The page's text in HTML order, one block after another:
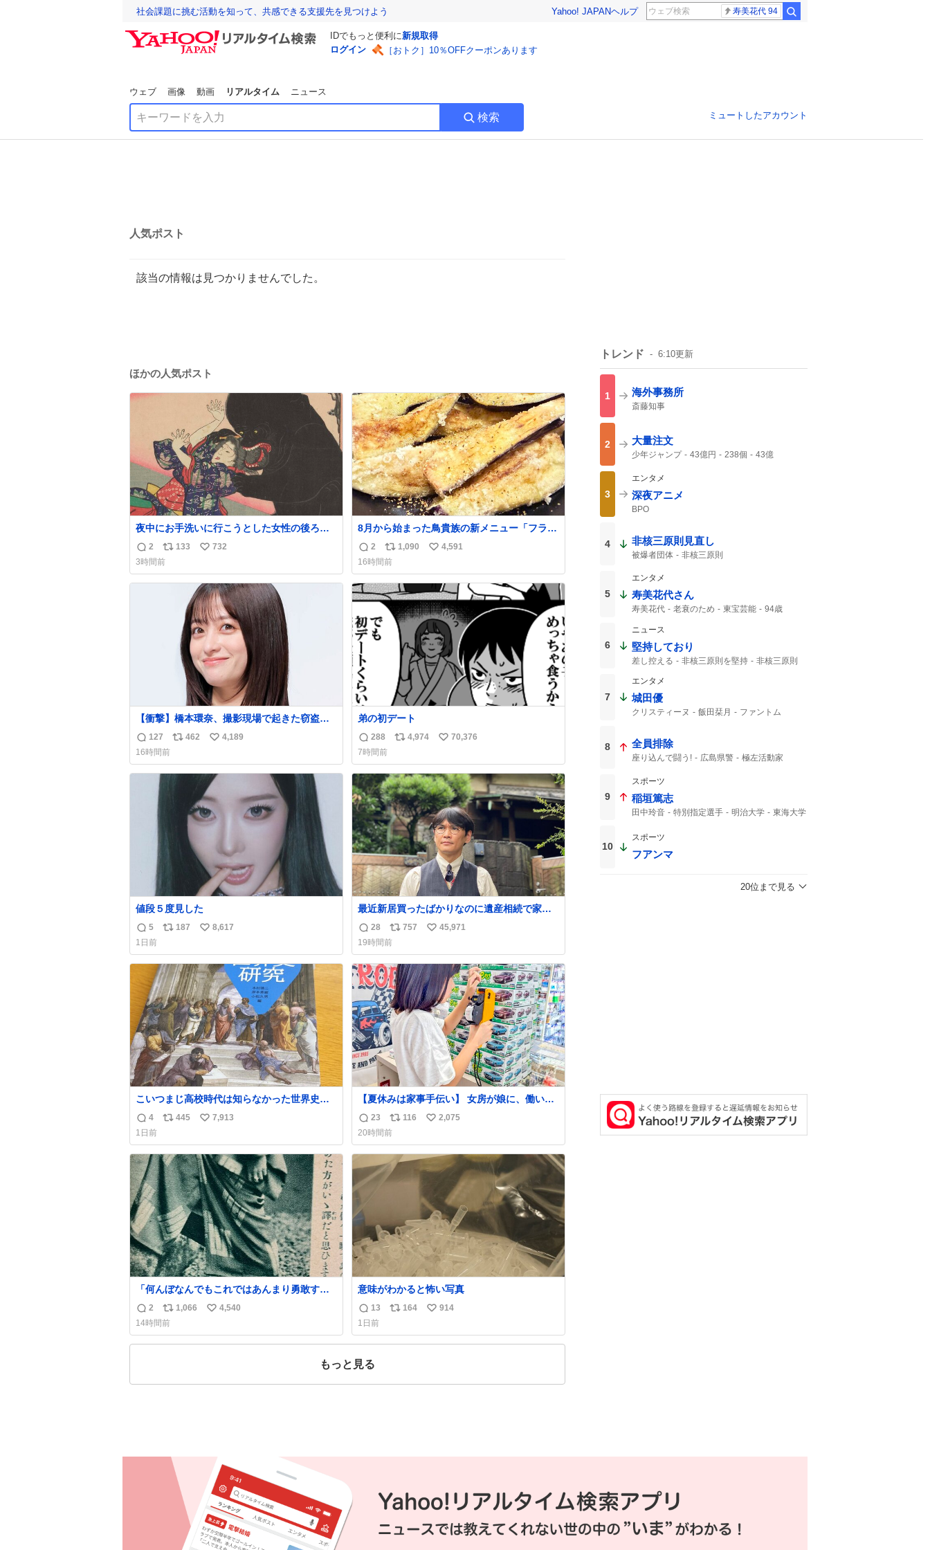
社会課題に挑む活動を知って、共感できる支援先を見つけよう Yahoo! JAPANヘルプ 寿美花代 94
IDでもっと便利に新規取得
ログイン
［おトク］10％OFFクーポンあります
ウェブ 画像 動画 リアルタイム ニュース
検索 ミュートしたアカウント
人気ポスト
該当の情報は見つかりませんでした。
ほかの人気ポスト
夜中にお手洗いに行こうとした女性の後ろに
突如現れ、髪の毛にガブリと嚙みついたの
は、「髪切」という真っ黒なモンスター。顔
をアップでみるとちょっと怖い、正体不明の
キャラクターです。原宿の太田記念美術館で
開催中の「アニマル＆モンスター」展にて
8/23まで展示しています。
返
信
数
2
リ
ポ
ス
133
い
ね
数
732
3時間前
8月から始まった鳥貴族の新メニュー「フライ
返
信
数
2
リ
ポ
ス
ト
数
1,090
い
ね
数
4,591
16時間前
【衝撃】橋本環奈、撮影現場で起きた窃盗事
件を明かす「警察が来てました」
news.livedoor.com/article/detail… 橋本は
「撮影現場で照明さんのケーブルが盗まれ
て…。廃工場とかで撮影してたんですけど。
警察が来てました」と述懐。専門家も「銅の
価値が上がってるんですよね…」と反応し
返
信
数
127
リ
ス
462
い
ね
数
4,189
16時間前
弟の初デート
返
信
数
288
リ
ス
ト
数
4,974
い
ね
数
70,376
7時間前
値段５度見した
返
信
数
5
リ
ス
ト
数
187
い
ね
数
8,617
1日前
最近新居買ったばかりなのに遺産相続で家も
らっちゃった長男
返
信
数
28
リ
ポ
ス
ト
数
757
い
ね
数
45,971
19時間前
こいつまじ高校時代は知らなかった世界史が
溢れすぎてて𝑩𝑰𝑮 𝑳𝑶𝑽𝑬＿＿
返
信
数
4
リ
ス
ト
数
445
い
ね
数
7,913
1日前
【夏休みは家事手伝い】 女房が娘に、働いた
らバイト代もらえば？と言ったら、娘は、い
らない、と言って黙々と働いてくれました。
あとでソフトクリーム買ってやろうと思いま
した。
返
信
数
23
リ
ポ
ス
ト
数
116
い
ね
数
2,075
20時間前
「何んぼなんでもこれではあんまり勇敢すぎ
ます。」 女性の立ち振る舞い指南コーナー
で、大股を「下品」や「はしたない」という
言葉を使わず「勇敢すぎます」と洒落っ気た
っぷりにたしなめる当時の言葉選びよ 勇敢す
返
信
数
2
リ
ポ
ス
1,066
い
ね
4,540
14時間前
意味がわかると怖い写真
返
信
数
13
リ
ス
164
い
ね
914
1日前
もっと見る
トレンド 6:10更新
1 海外事務所
斎藤知事
2 大量注文
少年ジャンプ 43億円 238個
43億
3
エンタメ
深夜アニメ
BPO
4 非核三原則見直し
被爆者団体 非核三原則
5
エンタメ
寿美花代さん
寿美花代 老衰のため 東宝芸能
94歳
最期の最期まで...
6
ニュース
堅持しており
差し控える 非核三原則を堅持
非核三原則
被爆国として
7
エンタメ
城田優
クリスティーヌ 飯田栞月
ファントム
8 全員排除
座り込んで闘う! 広島県警
極左活動家
9
スポーツ
稲垣篤志
田中玲音 特別指定選手 明治大学
東海大学
10
スポーツ
フアンマ
20位まで見る